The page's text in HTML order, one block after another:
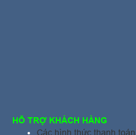
HỖ TRỢ KHÁCH HÀNG
Các hình thức thanh toán